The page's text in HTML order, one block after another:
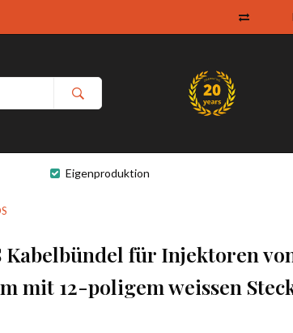
Eigenproduktion
für Injektoren
mit 12-poligem weissen